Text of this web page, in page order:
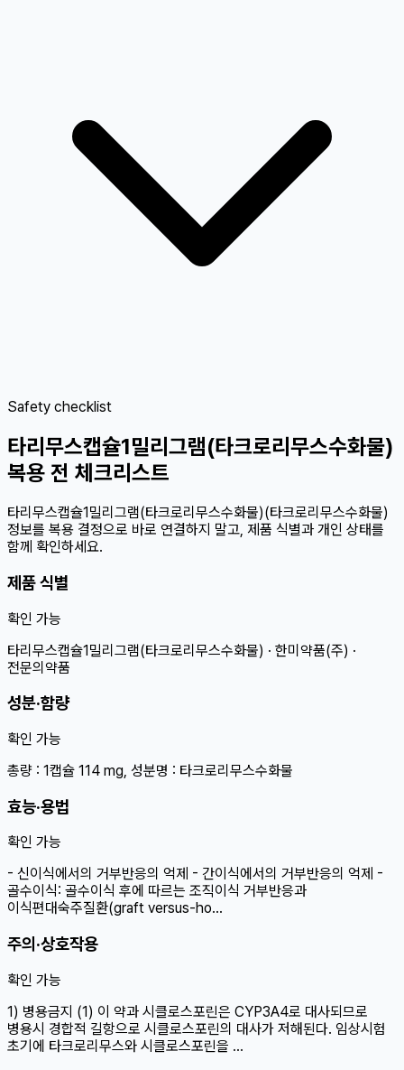
Safety checklist
타리무스캡슐1밀리그램(타크로리무스수화물)
복용 전 체크리스트
타리무스캡슐1밀리그램(타크로리무스수화물)(타크로리무스수화물)
정보를 복용 결정으로 바로 연결하지 말고, 제품 식별과 개인 상태를
함께 확인하세요.
제품 식별
확인 가능
타리무스캡슐1밀리그램(타크로리무스수화물) · 한미약품(주) ·
전문의약품
성분·함량
확인 가능
총량 : 1캡슐 114 mg, 성분명 : 타크로리무스수화물
효능·용법
확인 가능
- 신이식에서의 거부반응의 억제 - 간이식에서의 거부반응의 억제 -
골수이식: 골수이식 후에 따르는 조직이식 거부반응과
이식편대숙주질환(graft versus-ho…
주의·상호작용
확인 가능
1) 병용금지 (1) 이 약과 시클로스포린은 CYP3A4로 대사되므로
병용시 경합적 길항으로 시클로스포린의 대사가 저해된다. 임상시험
초기에 타크로리무스와 시클로스포린을 …